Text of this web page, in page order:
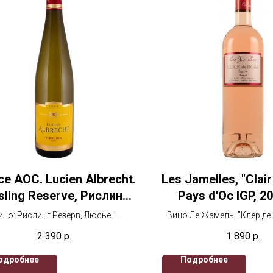
AOC. Lucien Albrecht.
Reserve, Рислинг
Люсьен Альбрешт
Рислинг Резерв, Люсьен
полусухое
2 390 р.
Les Jamelles,
Pays d'Oc IGP,
Жамель, "Клер
Вино Ле Жамель, "Клер де
1 890 р.
Подробнее